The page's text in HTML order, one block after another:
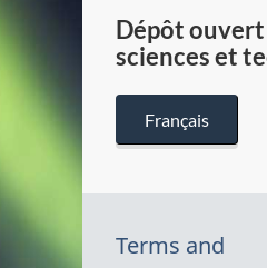
Dépôt ouvert
sciences et
Français
Terms and